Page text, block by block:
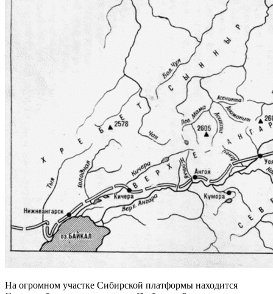
На огромном участке Сибирской платформы находится